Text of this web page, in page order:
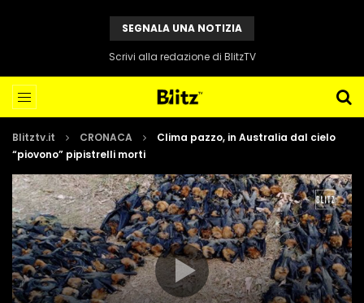
SEGNALA UNA NOTIZIA
Scrivi alla redazione di BlitzTV
Blitztv.it CRONACA
Clima pazzo, in Australia dal cielo
“piovono” pipistrelli morti